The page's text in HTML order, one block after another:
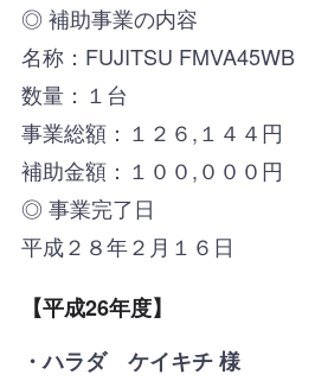
◎ 補助事業の内容
名称：FUJITSU FMVA45WB
数量：１台
事業総額：１２６,１４４円
補助金額：１００,０００円
◎ 事業完了日
平成２８年２月１６日
【平成26年度】
・ハラダ ケイキチ 様